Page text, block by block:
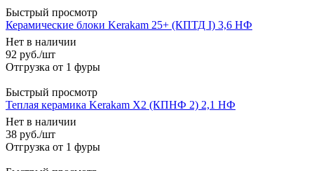
Быстрый просмотр
Керамические блоки Kerakam 25+ (КПТД I) 3,6 НФ
Нет в наличии
92 руб./шт
Быстрый просмотр
Теплая керамика Kerakam X2 (КПНФ 2) 2,1 НФ
Нет в наличии
38 руб./шт